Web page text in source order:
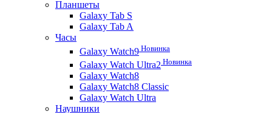
Планшеты
Galaxy Tab S
Galaxy Tab A
Часы
Galaxy Watch9 Новинка
Galaxy Watch Ultra2 Новинка
Galaxy Watch8
Galaxy Watch8 Classic
Galaxy Watch Ultra
Наушники